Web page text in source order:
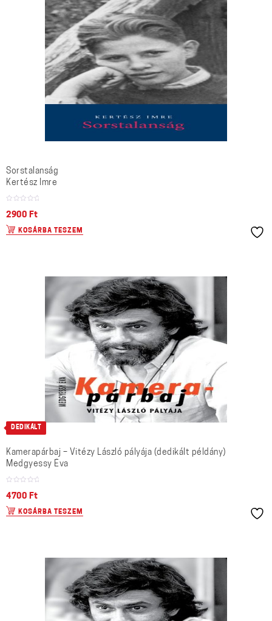
Sorstalanság
Kertész Imre
2900 Ft
KOSÁRBA TESZEM
DEDIKÁLT
Kamerapárbaj – Vitézy László pályája (dedikált példány)
Medgyessy Éva
4700 Ft
KOSÁRBA TESZEM